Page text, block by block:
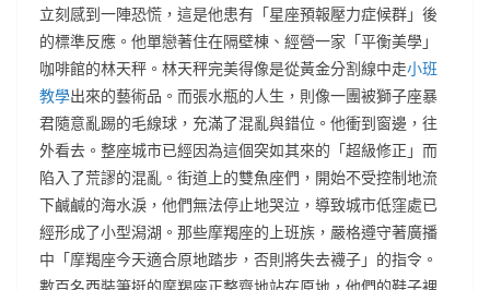
立刻感到一陣恐慌，這是他患有「星座預報壓力症候群」後
的標準反應。他單戀著住在隔壁棟、經營一家「平衡美學」
咖啡館的林天秤。林天秤完美得像是從黃金分割線中走小班
教學出來的藝術品。而張水瓶的人生，則像一團被獅子座暴
君隨意亂踢的毛線球，充滿了混亂與錯位。他衝到窗邊，往
外看去。整座城市已經因為這個突如其來的「超級修正」而
陷入了荒謬的混亂。街道上的雙魚座們，開始不受控制地流
下鹹鹹的海水淚，他們無法停止地哭泣，導致城市低窪處已
經形成了小型潟湖。那些摩羯座的上班族，嚴格遵守著廣播
中「摩羯座今天適合原地踏步，否則將失去襪子」的指令。